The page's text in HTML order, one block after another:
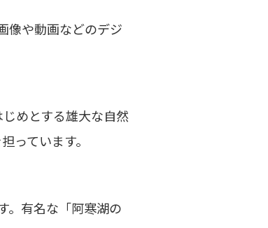
像や動画などのデジ
めとする雄大な自然
っています。
。有名な「阿寒湖の